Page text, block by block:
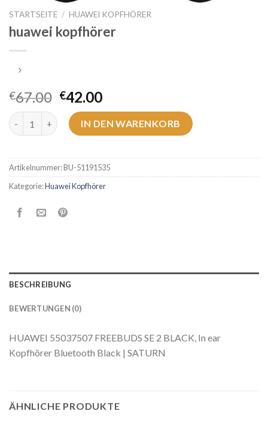
STARTSEITE / HUAWEI KOPFHÖRER
huawei kopfhörer
€67.00 €42.00
huawei kopfhörer MengeIN DEN WARENKORB
Artikelnummer:BU-51191535
Kategorie:Huawei Kopfhörer
BESCHREIBUNG
BEWERTUNGEN (0)
HUAWEI 55037507 FREEBUDS SE 2 BLACK, In ear
Kopfhörer Bluetooth Black | SATURN
ÄHNLICHE PRODUKTE